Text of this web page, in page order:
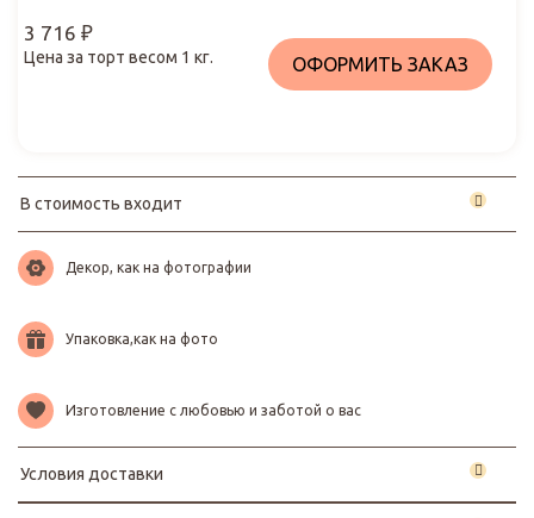
3 716 ₽
Цена за торт весом 1 кг. ОФОРМИТЬ ЗАКАЗ
В стоимость входит
Декор, как на фотографии
Упаковка,как на фото
Изготовление с любовью и заботой о вас
Условия доставки